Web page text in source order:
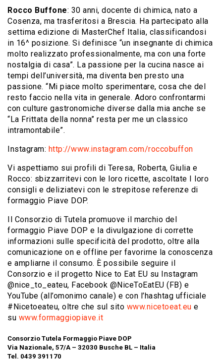
Rocco Buffone: 30 anni, docente di chimica, nato a
Cosenza, ma trasferitosi a Brescia. Ha partecipato alla
settima edizione di MasterChef Italia, classificandosi
in 16^ posizione. Si definisce “un insegnante di chimica
molto realizzato professionalmente, ma con una forte
nostalgia di casa”. La passione per la cucina nasce ai
tempi dell’università, ma diventa ben presto una
passione. “Mi piace molto sperimentare, cosa che del
resto faccio nella vita in generale. Adoro confrontarmi
con culture gastronomiche diverse dalla mia anche se
“La Frittata della nonna” resta per me un classico
intramontabile”.
Instagram: http://www.instagram.com/roccobuffon
Vi aspettiamo sui profili di Teresa, Roberta, Giulia e
Rocco: sbizzarritevi con le loro ricette, ascoltate I loro
consigli e deliziatevi con le strepitose referenze di
formaggio Piave DOP.
Il Consorzio di Tutela promuove il marchio del
formaggio Piave DOP e la divulgazione di corrette
informazioni sulle specificità del prodotto, oltre alla
comunicazione on e offline per favorirne la conoscenza
e ampliarne il consumo. È possibile seguire il
Consorzio e il progetto Nice to Eat EU su Instagram
@nice_to_eateu, Facebook @NiceToEatEU (FB) e
YouTube (all’omonimo canale) e con l’hashtag ufficiale
#Nicetoeateu, oltre che sul sito www.nicetoeat.eu e
su www.formaggiopiave.it
Consorzio Tutela Formaggio Piave DOP
Via Nazionale, 57/A – 32030 Busche BL – Italia
Tel. 0439 391170